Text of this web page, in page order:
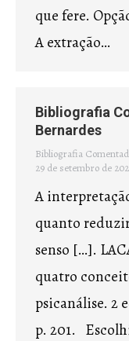
que fere.
A extração…
Bibliografia
Bernardes
Bibliografia
29 de setembro de
A
quanto
senso […].
quatro
psicanálise. 2
p. 201.